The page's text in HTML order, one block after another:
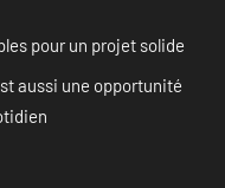
pour un projet solide
aussi une opportunité